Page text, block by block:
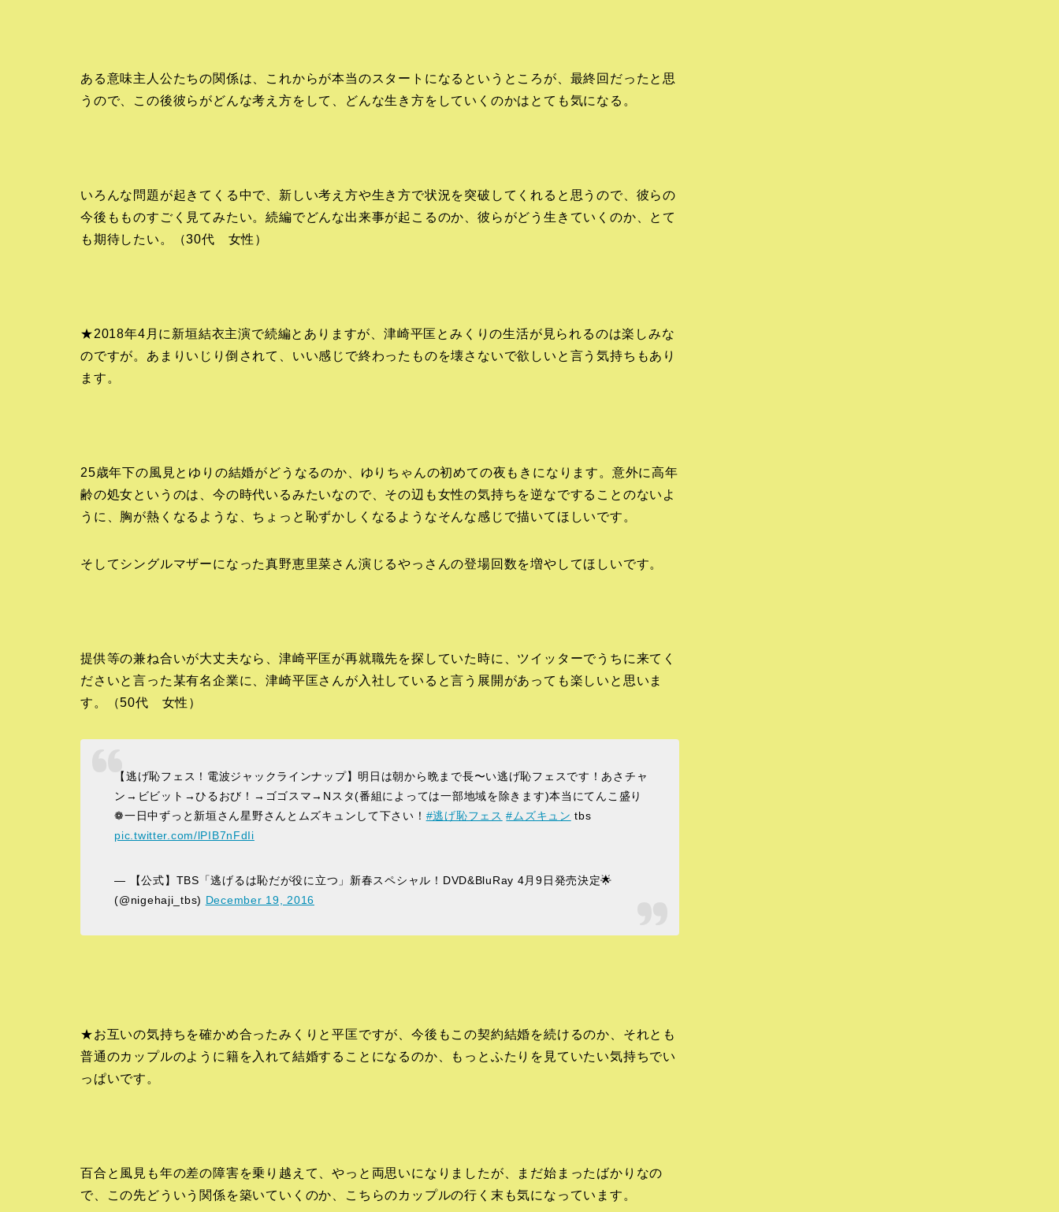
ある意味主人公たちの関係は、これからが本当のスタートになるというところが、最終回だったと思
うので、この後彼らがどんな考え方をして、どんな生き方をしていくのかはとても気になる。
いろんな問題が起きてくる中で、新しい考え方や生き方で状況を突破してくれると思うので、彼らの
今後もものすごく見てみたい。続編でどんな出来事が起こるのか、彼らがどう生きていくのか、とて
も期待したい。（30代 女性）
★2018年4月に新垣結衣主演で続編とありますが、津崎平匡とみくりの生活が見られるのは楽しみな
のですが。あまりいじり倒されて、いい感じで終わったものを壊さないで欲しいと言う気持ちもあり
ます。
25歳年下の風見とゆりの結婚がどうなるのか、ゆりちゃんの初めての夜もきになります。意外に高年
齢の処女というのは、今の時代いるみたいなので、その辺も女性の気持ちを逆なですることのないよ
うに、胸が熱くなるような、ちょっと恥ずかしくなるようなそんな感じで描いてほしいです。
そしてシングルマザーになった真野恵里菜さん演じるやっさんの登場回数を増やしてほしいです。
提供等の兼ね合いが大丈夫なら、津崎平匡が再就職先を探していた時に、ツイッターでうちに来てく
ださいと言った某有名企業に、津崎平匡さんが入社していると言う展開があっても楽しいと思いま
す。（50代 女性）
【逃げ恥フェス！電波ジャックラインナップ】明日は朝から晩まで長〜い逃げ恥フェスです！あさチャ
ン→ビビット→ひるおび！→ゴゴスマ→Nスタ(番組によっては一部地域を除きます)本当にてんこ盛り
❁一日中ずっと新垣さん星野さんとムズキュンして下さい！ #逃げ恥フェス #ムズキュン tbs
pic.twitter.com/lPIB7nFdIi
— 【公式】TBS「逃げるは恥だが役に立つ」新春スペシャル！DVD&BluRay 4月9日発売決定🌟
(@nigehaji_tbs) December 19, 2016
★お互いの気持ちを確かめ合ったみくりと平匡ですが、今後もこの契約結婚を続けるのか、それとも
普通のカップルのように籍を入れて結婚することになるのか、もっとふたりを見ていたい気持ちでい
っぱいです。
百合と風見も年の差の障害を乗り越えて、やっと両思いになりましたが、まだ始まったばかりなの
で、この先どういう関係を築いていくのか、こちらのカップルの行く末も気になっています。